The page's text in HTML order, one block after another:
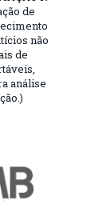
de
não
de
análise